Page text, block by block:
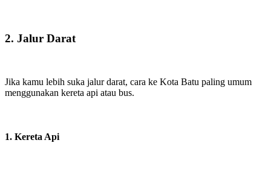
2. Jalur Darat
Jika kamu lebih suka jalur darat, cara ke Kota Batu paling umum
menggunakan kereta api atau bus.
1. Kereta Api